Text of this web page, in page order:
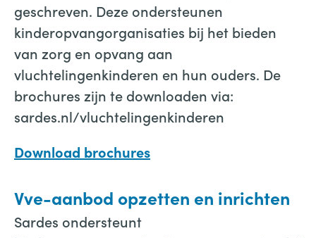
geschreven. Deze ondersteunen
kinderopvangorganisaties bij het bieden
van zorg en opvang aan
vluchtelingenkinderen en hun ouders. De
brochures zijn te downloaden via:
sardes.nl/vluchtelingenkinderen
Download brochures
Vve-aanbod opzetten en inrichten
Sardes ondersteunt